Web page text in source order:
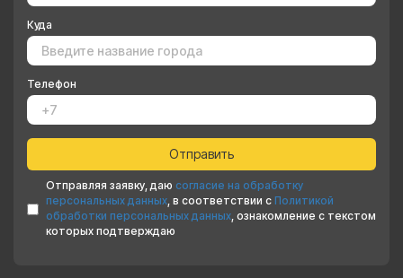
Куда
Телефон
Отправляя заявку, даю согласие на обработку
персональных данных, в соответствии с Политикой
обработки персональных данных, ознакомление с текстом
которых подтверждаю